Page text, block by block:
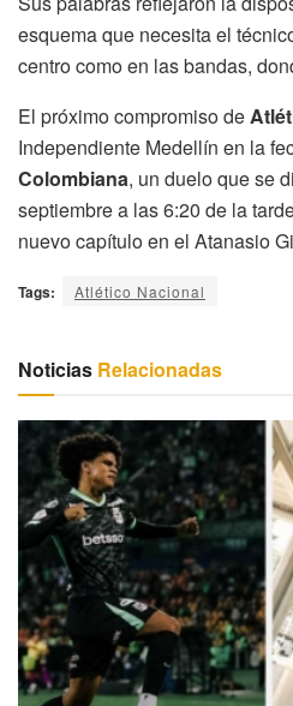
esquema que necesita el
centro como en las bandas,
El próximo compromiso de
Independiente Medellín en la
Colombiana, un duelo que se
septiembre a las 6:20 de la
nuevo capítulo en el Atanasio
Tags: Atlético Nacional
Noticias Relacionadas